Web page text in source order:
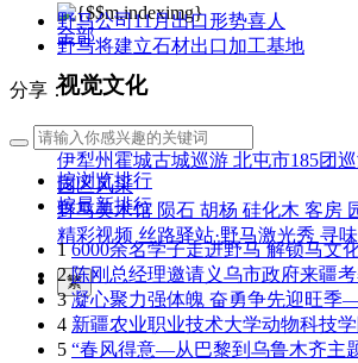
全部
视觉文化
汗血马助力新疆文旅
伊犁州霍城古城巡游 北屯市185团
园区风采
野马美术馆 陨石 胡杨 硅化木 客房
精彩视频 丝路驿站·野马激光秀 寻
繁
野马公司11月出口形势喜人
野马将建立石材出口加工基地
分享：
按浏览排行
按最新排行
16000余名学子走进野马 解锁马文
2陈刚总经理邀请义乌市政府来疆
3凝心聚力强体魄 奋勇争先迎旺
4 新疆农业职业技术大学动物科技
5 “春风得意—从巴黎到乌鲁木齐主